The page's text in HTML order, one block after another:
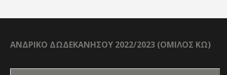
ΑΝΔΡΙΚΟ ΔΩΔΕΚΑΝΗΣΟΥ 2022/2023 (ΟΜΙΛΟΣ ΚΩ)